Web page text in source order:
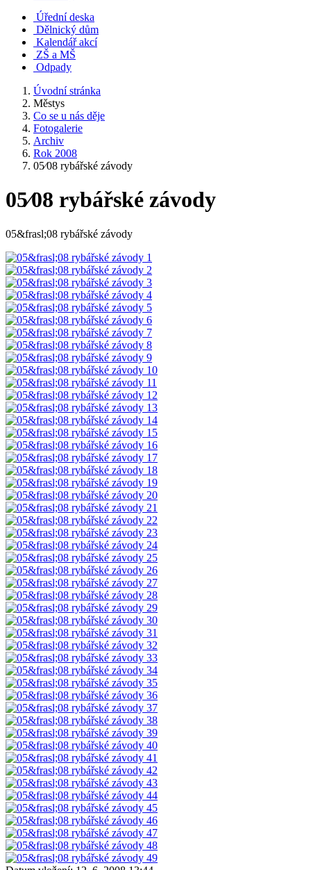
Úřední deska
Dělnický dům
Kalendář akcí
ZŠ a MŠ
Odpady
Úvodní stránka
Městys
Co se u nás děje
Fotogalerie
Archiv
Rok 2008
05⁄08 rybářské závody
05⁄08 rybářské závody
05&frasl;08 rybářské závody